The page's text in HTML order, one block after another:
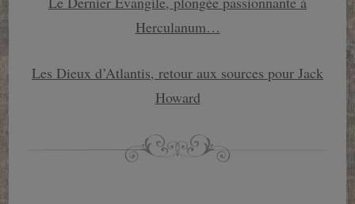
Herculanum…
Les Dieux d’Atlantis, retour aux sources pour Jack
Howard